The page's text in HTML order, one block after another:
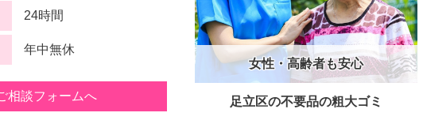
女性・高齢者も安心
足立区の不要品の粗大ゴミ
24時間
年中無休
相談フォームへ